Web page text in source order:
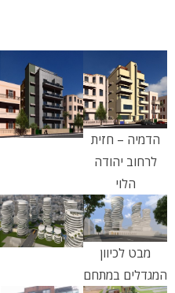
הדמיה – חזית
לרחוב יהודה
הלוי
מבט לכיוון
המגדלים במתחם